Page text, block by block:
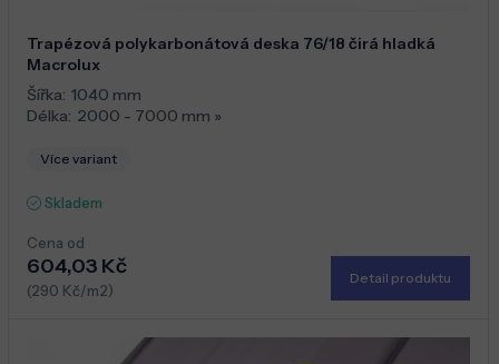
Trapézová polykarbonátová deska 76/18 čirá hladká
Macrolux
Šířka: 1040 mm
Délka: 2000 - 7000 mm »
Více variant
Skladem
Cena od
604,03 Kč
(290 Kč/m2)
Detail produktu